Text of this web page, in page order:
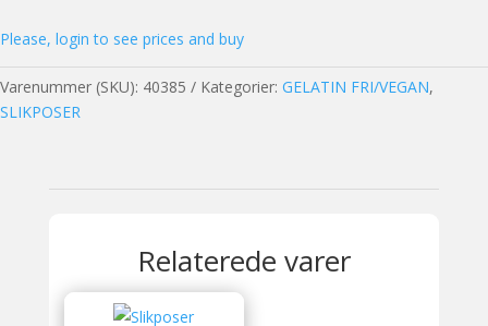
Please, login to see prices and buy
Varenummer (SKU): 40385 Kategorier: GELATIN FRI/VEGAN,
SLIKPOSER
Relaterede varer